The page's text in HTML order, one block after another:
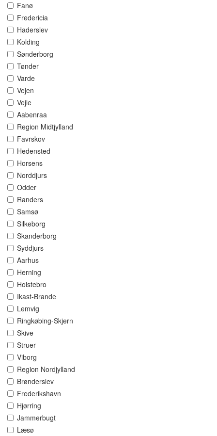
Fanø
Fredericia
Haderslev
Kolding
Sønderborg
Tønder
Varde
Vejen
Vejle
Aabenraa
Region Midtjylland
Favrskov
Hedensted
Horsens
Norddjurs
Odder
Randers
Samsø
Silkeborg
Skanderborg
Syddjurs
Aarhus
Herning
Holstebro
Ikast-Brande
Lemvig
Ringkøbing-Skjern
Skive
Struer
Viborg
Region Nordjylland
Brønderslev
Frederikshavn
Hjørring
Jammerbugt
Læsø